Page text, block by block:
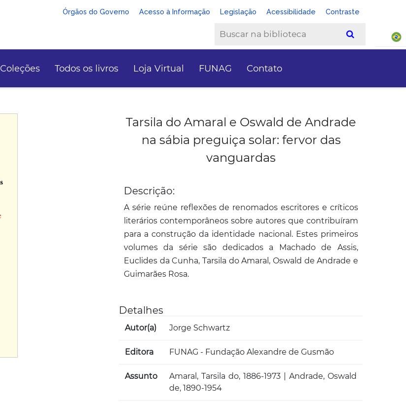
Órgãos do Governo Acesso à Informação Legislação Acessibilidade Contraste
Coleções Todos os livros Loja Virtual FUNAG Contato
Tarsila do Amaral e Oswald de Andrade
na sábia preguiça solar: fervor das
vanguardas
Descrição:
A série reúne reflexões de renomados escritores e críticos
literários contemporâneos sobre autores que contribuíram
para a construção da identidade nacional. Estes primeiros
volumes da série são dedicados a Machado de Assis,
Euclides da Cunha, Tarsila do Amaral, Oswald de Andrade e
Guimarães Rosa.
Detalhes
Autor(a) Jorge Schwartz
Editora FUNAG - Fundação Alexandre de Gusmão
Assunto
Amaral, Tarsila do, 1886-1973 | Andrade, Oswald
de, 1890-1954